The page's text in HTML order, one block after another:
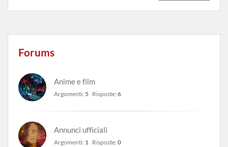
Forums
Anime e film
Argomenti: 5 Risposte: 6
Annunci ufficiali
Argomenti: 1 Risposte: 0